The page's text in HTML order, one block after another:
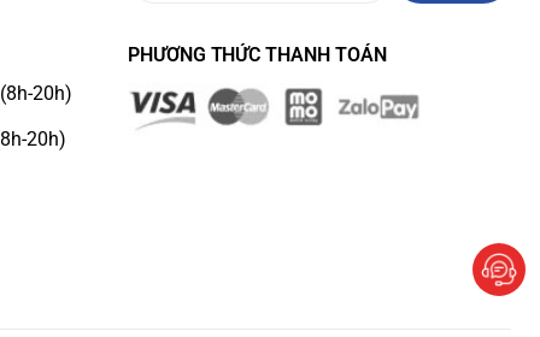
20h)
20h)
PHƯƠNG THỨC THANH TOÁN